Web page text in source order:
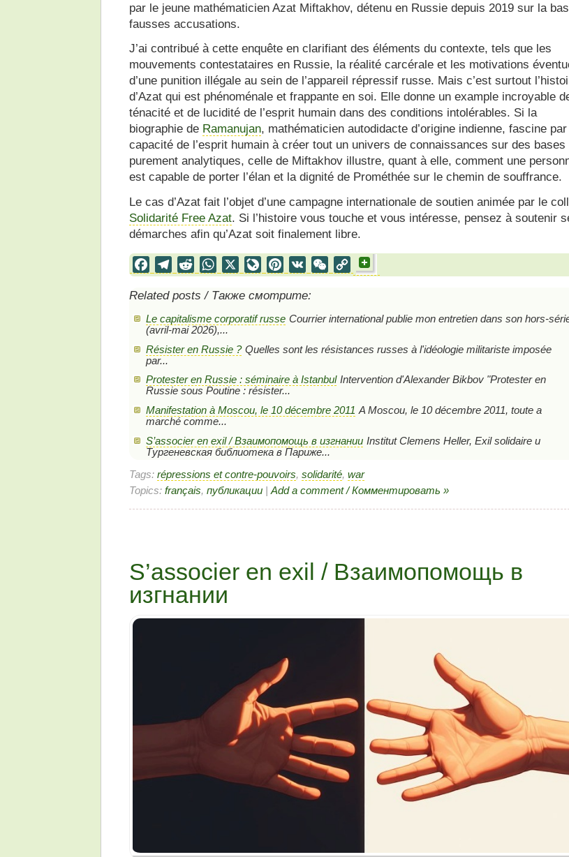
par le jeune mathématicien Azat Miftakhov, détenu en Russie depuis 2019 sur la
fausses accusations.
J’ai contribué à cette enquête en clarifiant des éléments du contexte, tels que les
mouvements contestataires en Russie, la réalité carcérale et les motivations
d’une punition illégale au sein de l’appareil répressif russe. Mais c’est surtout
d’Azat qui est phénoménale et frappante en soi. Elle donne un example incroyable
ténacité et de lucidité de l’esprit humain dans des conditions intolérables. Si la
biographie de Ramanujan, mathématicien autodidacte d’origine indienne, fascine
capacité de l’esprit humain à créer tout un univers de connaissances sur des bases
purement analytiques, celle de Miftakhov illustre, quant à elle, comment une
est capable de porter l’élan et la dignité de Prométhée sur le chemin de souffrance.
Le cas d’Azat fait l’objet d’une campagne internationale de soutien animée par le
Solidarité Free Azat. Si l’histoire vous touche et vous intéresse, pensez à soutenir
démarches afin qu’Azat soit finalement libre.
FacebookTelegramRedditWhatsApp LiveJournal
Pinterest
VK WeChat
Copy
Related posts / Также смотрите:
Le capitalisme corporatif russe Courrier international publie mon entretien dans son hors-
(avril-mai 2026),...
Résister en Russie ? Quelles sont les résistances russes à l'idéologie militariste imposée
par...
Protester en Russie : séminaire à Istanbul Intervention d'Alexander Bikbov "Protester en
Russie sous Poutine : résister...
Manifestation à Moscou, le 10 décembre 2011 A Moscou, le 10 décembre 2011, toute a
marché comme...
S’associer en exil / Взаимопомощь в изгнании Institut Clemens Heller, Exil solidaire и
Тургеневская библиотека в Париже...
Tags: répressions et contre-pouvoirs, solidarité, war
Topics: français, публикации| Add a comment / Комментировать »
S’associer en exil / Взаимопомощь в
изгнании